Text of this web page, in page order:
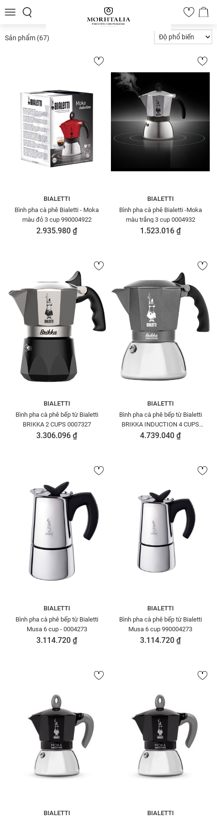
Toggle
0
Sản phẩm (67)
BIALETTI
Bình pha cà phê Bialetti - Moka
màu đỏ 3 cup 990004922
2.935.980 ₫
BIALETTI
Bình pha cà phê Bialetti -Moka
màu trắng 3 cup 0004932
1.523.016 ₫
BIALETTI
Bình pha cà phê bếp từ Bialetti
BRIKKA 2 CUPS 0007327
3.306.096 ₫
BIALETTI
Bình pha cà phê bếp từ Bialetti
BRIKKA INDUCTION 4 CUPS
0007317
4.739.040 ₫
BIALETTI
Bình pha cà phê bếp từ Bialetti
Musa 6 cup - 0004273
3.114.720 ₫
BIALETTI
Bình pha cà phê bếp từ Bialetti
Musa 6 cup 990004273
3.114.720 ₫
BIALETTI
BIALETTI